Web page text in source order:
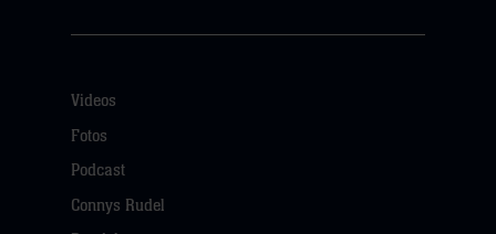
Videos
Fotos
Podcast
Connys Rudel